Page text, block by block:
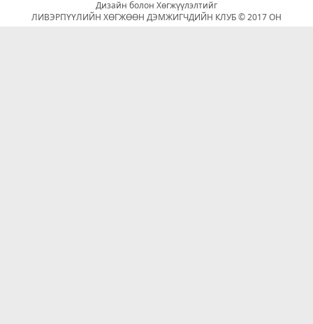
Дизайн болон Хөгжүүлэлтийг
ЛИВЭРПҮҮЛИЙН ХӨГЖӨӨН ДЭМЖИГЧДИЙН КЛУБ © 2017 ОН